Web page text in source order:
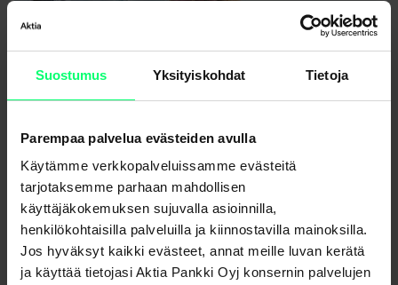
Suostumus Yksityiskohdat Tietoja
Parempaa palvelua evästeiden avulla
Käytämme verkkopalveluissamme evästeitä
tarjotaksemme parhaan mahdollisen
käyttäjäkokemuksen sujuvalla asioinnilla,
henkilökohtaisilla palveluilla ja kiinnostavilla mainoksilla.
Jos hyväksyt kaikki evästeet, annat meille luvan kerätä
ja käyttää tietojasi Aktia Pankki Oyj konsernin palvelujen